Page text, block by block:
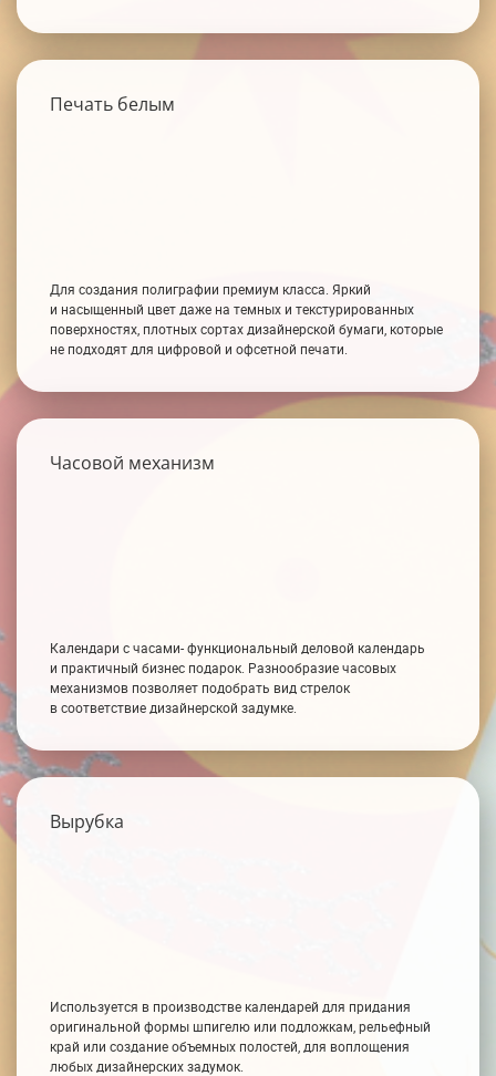
Печать белым
Для создания полиграфии премиум класса. Яркий
и насыщенный цвет даже на темных и текстурированных
поверхностях, плотных сортах дизайнерской бумаги, которые
не подходят для цифровой и офсетной печати.
Часовой механизм
Календари с часами- функциональный деловой календарь
и практичный бизнес подарок. Разнообразие часовых
механизмов позволяет подобрать вид стрелок
в соответствие дизайнерской задумке.
Вырубка
Используется в производстве календарей для придания
оригинальной формы шпигелю или подложкам, рельефный
край или создание объемных полостей, для воплощения
любых дизайнерских задумок.